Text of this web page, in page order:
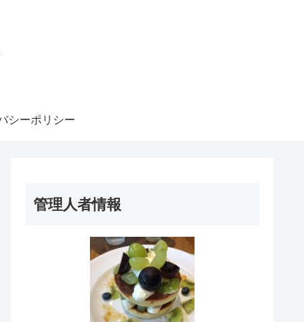
シーポリシー
管理人者情報